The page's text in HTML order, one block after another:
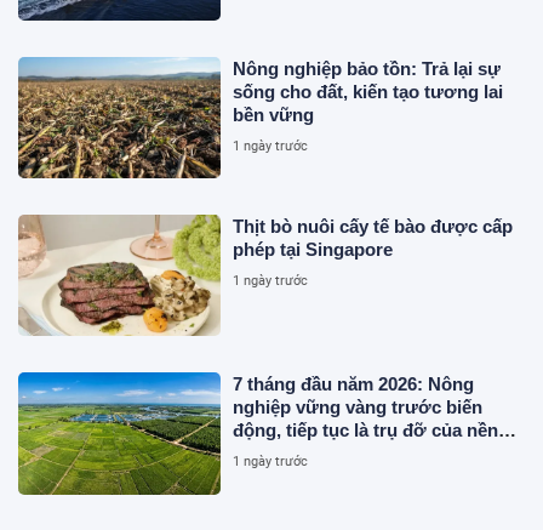
Nông nghiệp bảo tồn: Trả lại sự
sống cho đất, kiến tạo tương lai
bền vững
1 ngày trước
Thịt bò nuôi cấy tế bào được cấp
phép tại Singapore
1 ngày trước
7 tháng đầu năm 2026: Nông
nghiệp vững vàng trước biến
động, tiếp tục là trụ đỡ của nền
kinh tế
1 ngày trước